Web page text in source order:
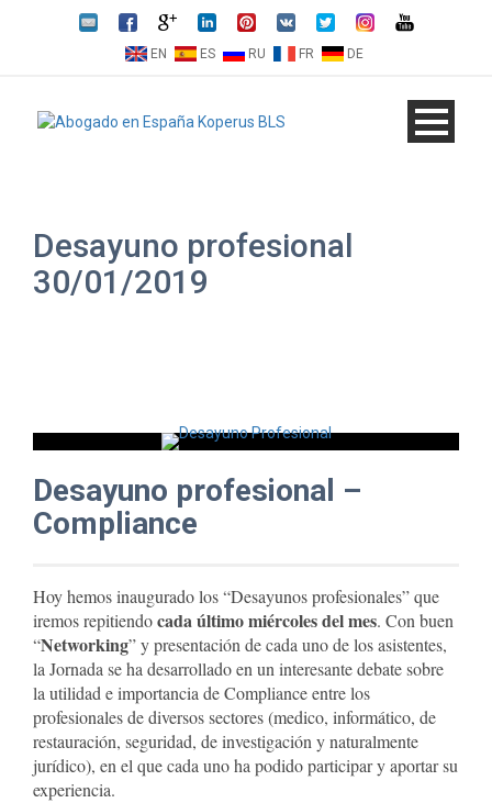
EN ES RU FR DE
Desayuno profesional
30/01/2019
Desayuno profesional –
Compliance
Hoy hemos inaugurado los “Desayunos profesionales” que
iremos repitiendocada último miércoles del mes. Con buen
“Networking” y presentación de cada uno de los asistentes,
la Jornada se ha desarrollado en un interesante debate sobre
la utilidad e importancia de Compliance entre los
profesionales de diversos sectores (medico, informático, de
restauración, seguridad, de investigación y naturalmente
jurídico), en el que cada uno ha podido participar y aportar su
experiencia.